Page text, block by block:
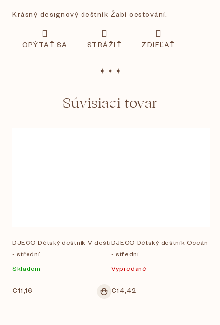
Krásný designový deštník Žabí cestování.
OPÝTAŤ SA STRÁŽIŤ ZDIEĽAŤ
Súvisiaci tovar
DJECO Dětský deštník V dešti
- střední
Skladom
€11,16
DJECO Dětský deštník Oceán
- střední
Vypredané
€14,42